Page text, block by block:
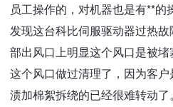
员工操作的，对机器也是有**
发现这台科比伺服驱动器过热
部出风口上明显这个风口是被
这个风口做过清理了，因为客
渍加棉絮拆绕的已经很难转动